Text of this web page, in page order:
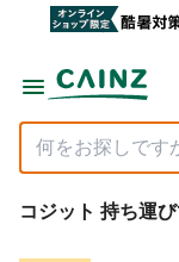
コジット 持ち運